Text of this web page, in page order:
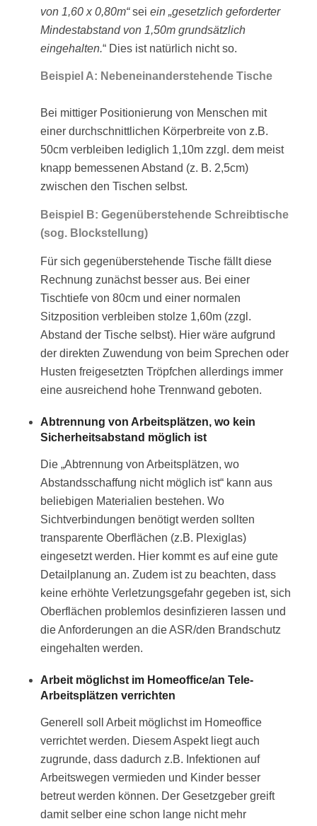
von 1,60 x 0,80m“sei ein „gesetzlich geforderter
Mindestabstand von 1,50m grundsätzlich
eingehalten.“ Dies ist natürlich nicht so.
Beispiel A: Nebeneinanderstehende Tische
Bei mittiger Positionierung von Menschen mit
einer durchschnittlichen Körperbreite von z.B.
50cm verbleiben lediglich 1,10m zzgl. dem meist
knapp bemessenen Abstand (z. B. 2,5cm)
zwischen den Tischen selbst.
Beispiel B: Gegenüberstehende Schreibtische
(sog. Blockstellung)
Für sich gegenüberstehende Tische fällt diese
Rechnung zunächst besser aus. Bei einer
Tischtiefe von 80cm und einer normalen
Sitzposition verbleiben stolze 1,60m (zzgl.
Abstand der Tische selbst). Hier wäre aufgrund
der direkten Zuwendung von beim Sprechen oder
Husten freigesetzten Tröpfchen allerdings immer
eine ausreichend hohe Trennwand geboten.
Abtrennung von Arbeitsplätzen, wo kein
Sicherheitsabstand möglich ist
Die „Abtrennung von Arbeitsplätzen, wo
Abstandsschaffung nicht möglich ist“ kann aus
beliebigen Materialien bestehen. Wo
Sichtverbindungen benötigt werden sollten
transparente Oberflächen (z.B. Plexiglas)
eingesetzt werden. Hier kommt es auf eine gute
Detailplanung an. Zudem ist zu beachten, dass
keine erhöhte Verletzungsgefahr gegeben ist, sich
Oberflächen problemlos desinfizieren lassen und
die Anforderungen an die ASR/den Brandschutz
eingehalten werden.
Arbeit möglichst im Homeoffice/an Tele-
Arbeitsplätzen verrichten
Generell soll Arbeit möglichst im Homeoffice
verrichtet werden. Diesem Aspekt liegt auch
zugrunde, dass dadurch z.B. Infektionen auf
Arbeitswegen vermieden und Kinder besser
betreut werden können. Der Gesetzgeber greift
damit selber eine schon lange nicht mehr